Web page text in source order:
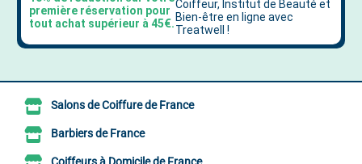
Salons de Coiffure de France
Barbiers de France